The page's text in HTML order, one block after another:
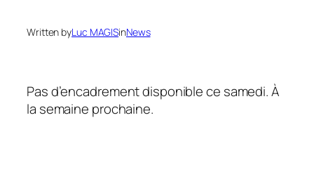
Written byLuc MAGISinNews
Pas d’encadrement disponible ce samedi. À
la semaine prochaine.